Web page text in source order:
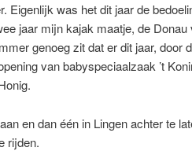
Eigenlijk was het dit jaar de
jaar mijn kajak maatje, de Donau
genoeg zit dat er dit jaar, door
van babyspeciaalzaak ’t
en dan één in Lingen achter te
rijden.